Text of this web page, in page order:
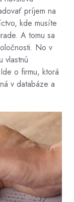
príjem na
kde musíte
A tomu sa
No v
vlastnú
o firmu, ktorá
v databáze a